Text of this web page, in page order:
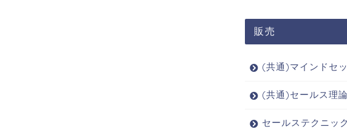
販売
(共通)マインドセ
(共通)セールス理論
セールステクニック